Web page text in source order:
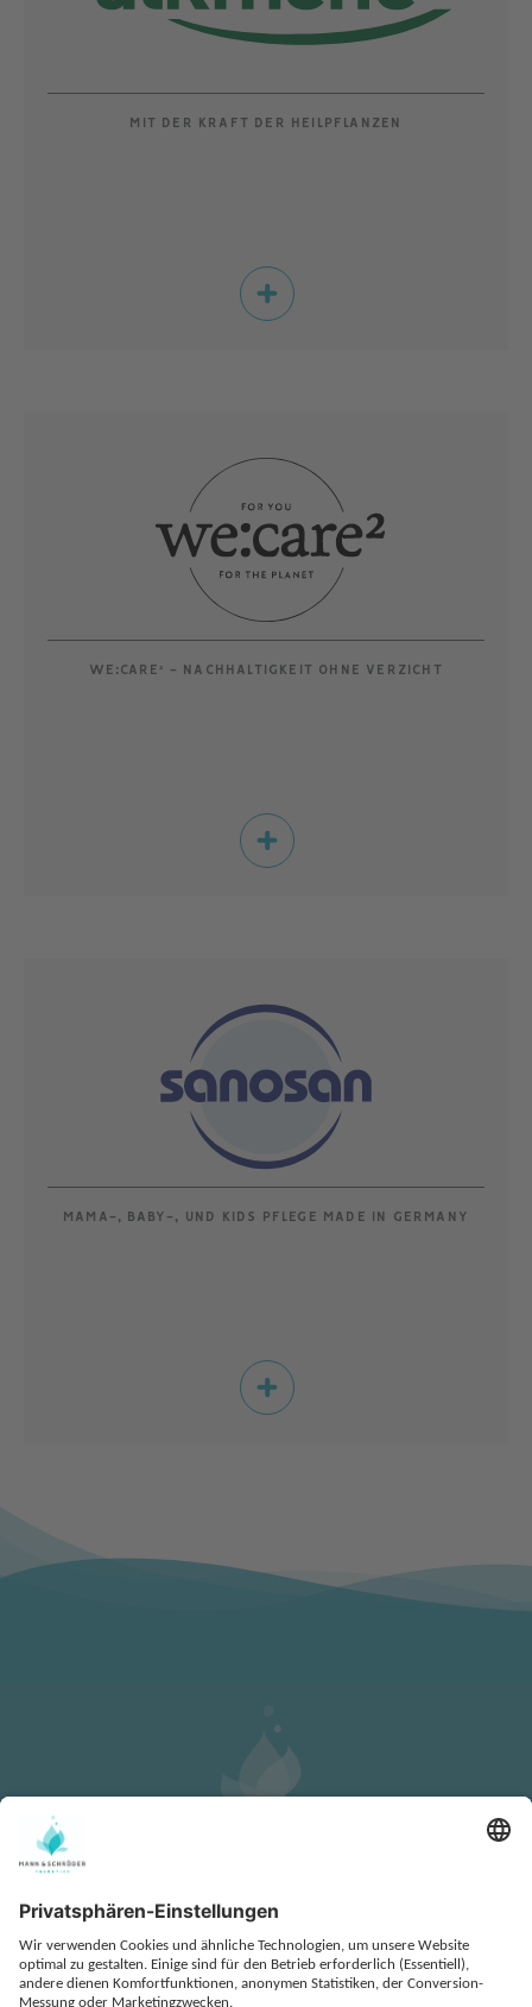
MIT DER KRAFT DER HEILPFLANZEN
WE:CARE² - NACHHALTIGKEIT OHNE VERZICHT
MAMA-, BABY-, UND KIDS PFLEGE MADE IN GERMANY
KONTAKT